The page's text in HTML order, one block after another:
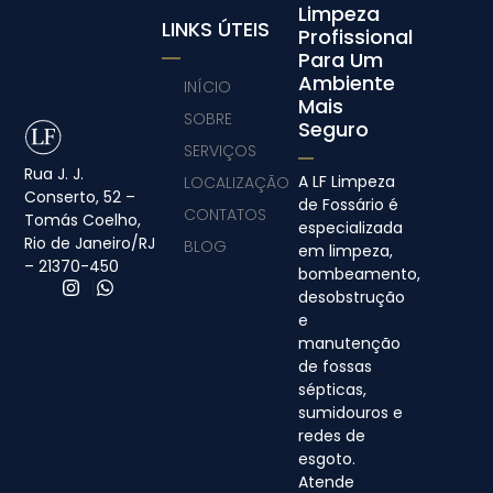
Rua J. J.
Conserto, 52 –
Tomás Coelho,
Rio de Janeiro/RJ
– 21370-450
Limpeza
Profissional
Para Um
Ambiente
Mais
Seguro
A LF Limpeza
de Fossário é
especializada
em limpeza,
bombeamento,
desobstrução
e
manutenção
de fossas
sépticas,
sumidouros e
redes de
esgoto.
Atende
LINKS ÚTEIS
INÍCIO
SOBRE
SERVIÇOS
LOCALIZAÇÃO
CONTATOS
BLOG